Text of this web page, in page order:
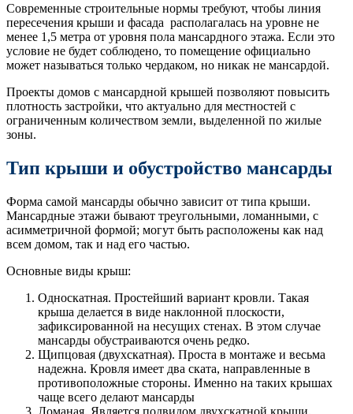
Современные строительные нормы требуют, чтобы линия
пересечения крыши и фасада располагалась на уровне не
менее 1,5 метра от уровня пола мансардного этажа. Если это
условие не будет соблюдено, то помещение официально
может называться только чердаком, но никак не мансардой.
Проекты домов с мансардной крышей позволяют повысить
плотность застройки, что актуально для местностей с
ограниченным количеством земли, выделенной по жилые
зоны.
Тип крыши и обустройство мансарды
Форма самой мансарды обычно зависит от типа крыши.
Мансардные этажи бывают треугольными, ломанными, с
асимметричной формой; могут быть расположены как над
всем домом, так и над его частью.
Основные виды крыш:
Односкатная. Простейший вариант кровли. Такая
крыша делается в виде наклонной плоскости,
зафиксированной на несущих стенах. В этом случае
мансарды обустраиваются очень редко.
Щипцовая (двухскатная). Проста в монтаже и весьма
надежна. Кровля имеет два ската, направленные в
противоположные стороны. Именно на таких крышах
чаще всего делают мансарды
Ломаная. Является подвидом двухскатной крыши.